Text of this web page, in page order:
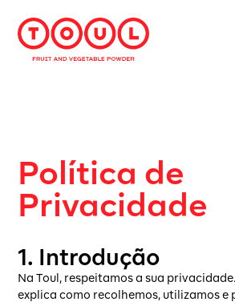
Política de
Privacidade
1. Introdução
Na Toul, respeitamos a sua
explica como recolhemos, utilizamos e